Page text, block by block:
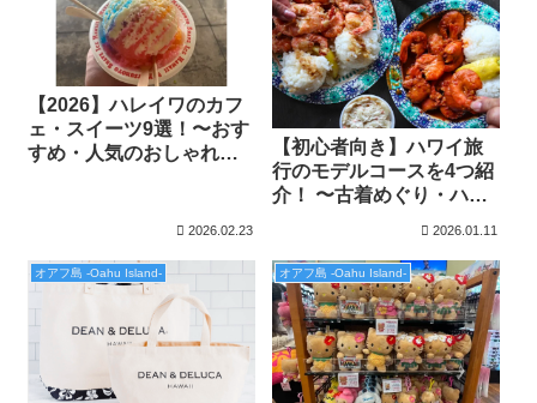
【2026】ハレイワのカフ
ェ・スイーツ9選！〜おす
すめ・人気のおしゃれハ
2026.02.23
【初心者向き】ハワイ旅
行のモデルコースを4つ紹
介！ 〜古着めぐり・ハレ
2026.01.11
オアフ島 -Oahu Island- オアフ島 -Oahu Island-